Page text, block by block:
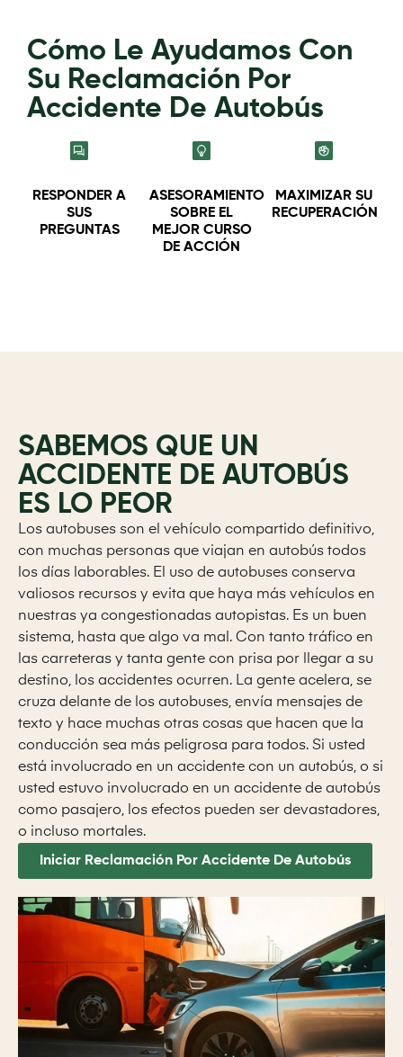
Cómo Le Ayudamos Con
Su Reclamación Por
Accidente De Autobús
RESPONDER A
SUS
PREGUNTAS
ASESORAMIENTO
SOBRE EL
MEJOR CURSO
DE ACCIÓN
MAXIMIZAR SU
RECUPERACIÓN
SABEMOS QUE UN
ACCIDENTE DE AUTOBÚS
ES LO PEOR
Los autobuses son el vehículo compartido definitivo,
con muchas personas que viajan en autobús todos
los días laborables. El uso de autobuses conserva
valiosos recursos y evita que haya más vehículos en
nuestras ya congestionadas autopistas. Es un buen
sistema, hasta que algo va mal. Con tanto tráfico en
las carreteras y tanta gente con prisa por llegar a su
destino, los accidentes ocurren. La gente acelera, se
cruza delante de los autobuses, envía mensajes de
texto y hace muchas otras cosas que hacen que la
conducción sea más peligrosa para todos. Si usted
está involucrado en un accidente con un autobús, o si
usted estuvo involucrado en un accidente de autobús
como pasajero, los efectos pueden ser devastadores,
o incluso mortales.
Iniciar Reclamación Por Accidente De Autobús